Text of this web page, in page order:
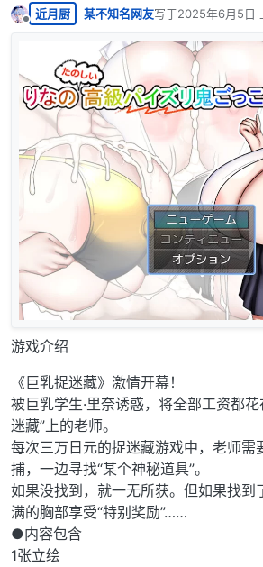
离线
近月厨 某不知名网友写于2025年6月5日
最后由 编辑
游戏介绍
《巨乳捉迷藏》激情开幕！
被巨乳学生·里奈诱惑，将全部工资都
迷藏”上的老师。
每次三万日元的捉迷藏游戏中，老师需
捕，一边寻找“某个神秘道具”。
如果没找到，就一无所获。但如果找
满的胸部享受“特别奖励”……
●内容包含
1张立绘